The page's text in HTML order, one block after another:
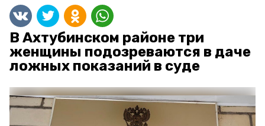
В Ахтубинском районе три
женщины подозреваются в даче
ложных показаний в суде